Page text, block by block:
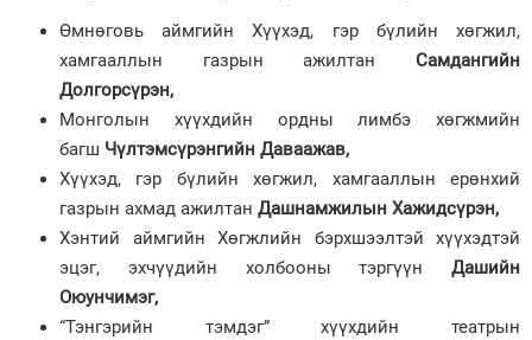
Өмнөговь аймгийн Хүүхэд, гэр бүлийн хөгжил,
хамгааллын газрын ажилтан Самдангийн
Долгорсүрэн,
Монголын хүүхдийн ордны лимбэ хөгжмийн
багш Чүлтэмсүрэнгийн Даваажав,
Хүүхэд, гэр бүлийн хөгжил, хамгааллын ерөнхий
газрын ахмад ажилтан Дашнамжилын Хажидсүрэн,
Хэнтий аймгийн Хөгжлийн бэрхшээлтэй хүүхэдтэй
эцэг, эхчүүдийн холбооны тэргүүн Дашийн
Оюунчимэг,
“Тэнгэрийн тэмдэг” хүүхдийн театрын